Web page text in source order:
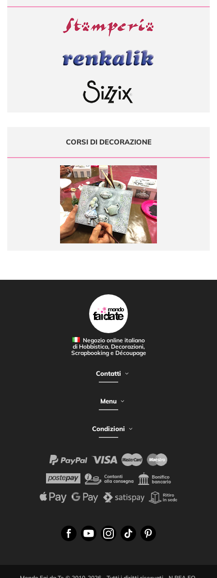
CORSI DI DECORAZIONE
Negozio online italiano
di Hobbistica, Decorazioni,
Scrapbooking e Découpage
Contatti
Menu
Condizioni